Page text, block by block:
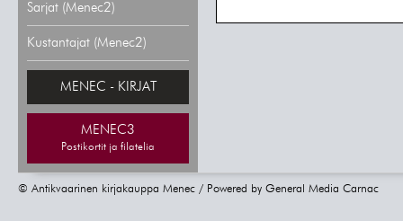
Sarjat (Menec2)
Kustantajat (Menec2)
MENEC - KIRJAT
MENEC3
Postikortit ja filatelia
© Antikvaarinen kirjakauppa Menec / Powered by General Media Carnac